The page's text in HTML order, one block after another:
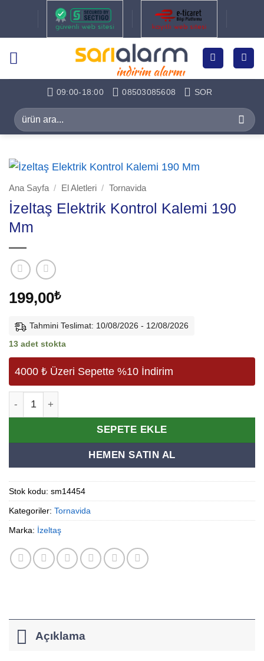
09:00-18:00 08503085608 SOR
Ara:
Ana Sayfa / El Aletleri / Tornavida
İzeltaş Elektrik Kontrol Kalemi 190
Mm
199,00₺
Tahmini Teslimat: 10/08/2026 - 12/08/2026
13 adet stokta
4000 ₺ Üzeri Sepette %10 İndirim
İzeltaş Elektrik Kontrol Kalemi 190 Mm adet
SEPETE EKLE
HEMEN SATIN AL
Alternative:
Stok kodu: sm14454
Kategoriler: Tornavida
Marka: İzeltaş
Açıklama